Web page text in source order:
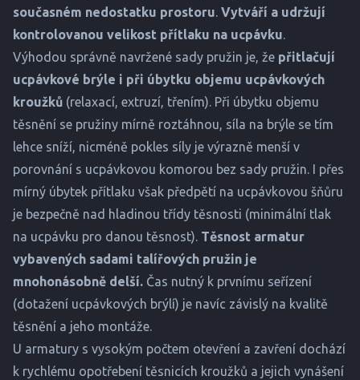
současném nedostatku prostoru. Vytváří a udržují
kontrolovanou velikost přítlaku na ucpávku.
Výhodou správně navržené sady pružin je, že přitlačují
ucpávkové brýle i při úbytku objemu ucpávkových
kroužků (relaxací, extruzí, třením). Při úbytku objemu
těsnění se pružiny mírně roztáhnou, síla na brýle se tím
lehce sníží, nicméně pokles síly je výrazně menší v
porovnání s ucpávkovou komorou bez sady pružin. I přes
mírný úbytek přítlaku však předpětí na ucpávkovou šňůru
je bezpečně nad hladinou třídy těsnosti (minimální tlak
na ucpávku pro danou těsnost). Těsnost armatur
vybavených sadami talířových pružin je
mnohonásobně delší. Čas nutný k prvnímu seřízení
(dotažení ucpávkových brýlí) je navíc závislý na kvalitě
těsnění a jeho montáže.
U armatury s vysokým počtem otevření a zavření dochází
k rychlému opotřebení těsnicích kroužků a jejich vynášení